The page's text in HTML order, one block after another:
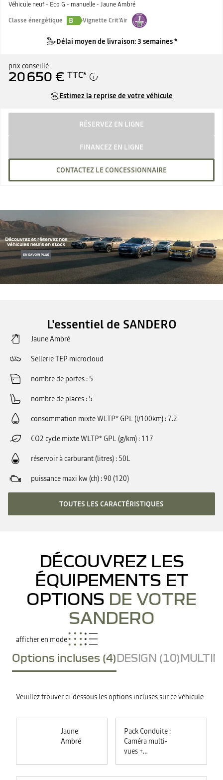
Véhicule neuf - Eco G - manuelle - Jaune Ambré
Classe énergétique
B Vignette Crit'Air
Délai moyen de livraison: 3 semaines *
prix conseillé
20 650 € TTC*
Estimez la reprise de votre véhicule
RÉSERVEZ EN LIGNE
FINANCEZ EN LIGNE
CONTACTEZ LE CONCESSIONNAIRE
L'essentiel de SANDERO
Jaune Ambré
Sellerie TEP microcloud
nombre de portes 5
nombre de places 5
consommation mixte WLTP* GPL (l/100km) 7.2
CO2 cycle mixte WLTP* GPL (g/km) 117
réservoir à carburant (litres) 50L
puissance maxi kw (ch) 90 (120)
TOUTES LES CARACTÉRISTIQUES
DÉCOUVREZ LES
ÉQUIPEMENTS ET
OPTIONS DE VOTRE
SANDERO
afficher en mode
Options incluses (4)DESIGN (10)
Veuillez trouver ci-dessous les options incluses sur ce véhicule
Jaune
Ambré
Pack Conduite :
Caméra multi-
vues +